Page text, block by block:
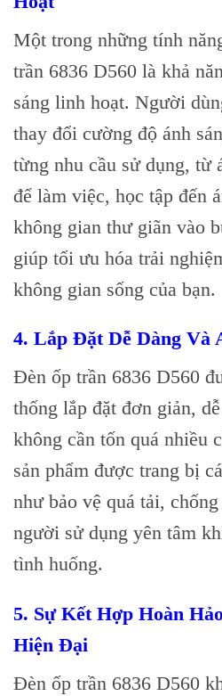
Một trong những tính
trần 6836 D560 là khả
sáng linh hoạt. Người
thay đổi cường độ ánh
từng nhu cầu sử dụng, từ
để làm việc, học tập đến
không gian thư giãn vào
giúp tối ưu hóa trải
không gian sống của bạn.
4. Lắp Đặt Dễ Dàng Và
Đèn ốp trần 6836 D560
thống lắp đặt đơn giản,
không cần tốn quá nhiều
sản phẩm được trang bị
như bảo vệ quá tải,
người sử dụng yên tâm
tình huống.
5. Sự Kết Hợp Hoàn
Hiện Đại
Đèn ốp trần 6836 D560